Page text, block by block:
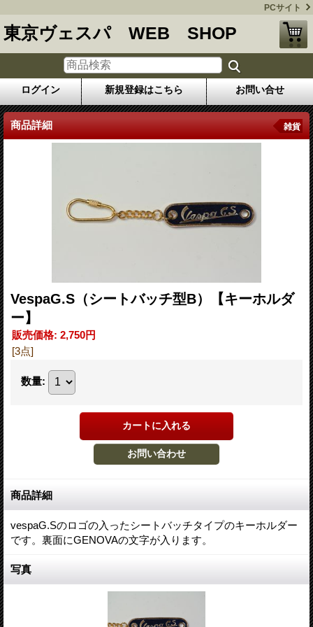
PCサイト
東京ヴェスパ WEB SHOP
ログイン 新規登録はこちら お問い合せ
商品詳細 雑貨
VespaG.S（シートバッチ型B）【キーホルダ
ー】
販売価格: 2,750円
[3点]
数量:
商品詳細
vespaG.Sのロゴの入ったシートバッチタイプのキーホルダー
です。裏面にGENOVAの文字が入ります。
写真